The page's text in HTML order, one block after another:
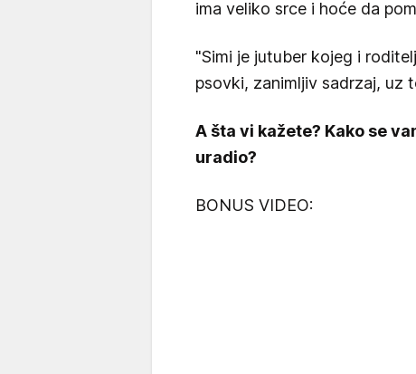
ima veliko srce i hoće da
"Simi je jutuber kojeg i
psovki, zanimljiv sadrzaj, uz
A šta vi kažete? Kako se
uradio?
BONUS VIDEO: